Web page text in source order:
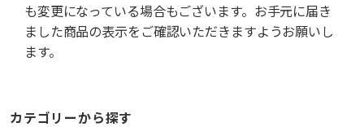
も変更になっている場合もございます。お手元に届き
ました商品の表示をご確認いただきますようお願いし
ます。
カテゴリーから探す